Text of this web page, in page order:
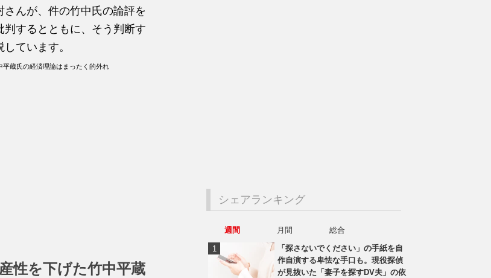
さんが、件の竹中氏の論評を
するとともに、そう判断す
ています。
蔵氏の経済理論はまったく的外れ
性を下げた竹中平蔵
シェアランキング
週間 月間
総合
「探さないでください」の手紙を自
作自演する卑怯な手口も。現役探偵
が見抜いた「妻子を探すDV夫」の依